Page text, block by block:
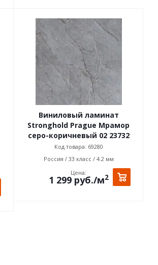
Виниловый ламинат
Stronghold Prague Мрамор
серо-коричневый 02 23732
Код товара: 69280
Россия / 33 класс / 4.2 мм
Цена:
1 299руб./м2